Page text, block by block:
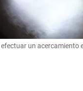
un acercamiento